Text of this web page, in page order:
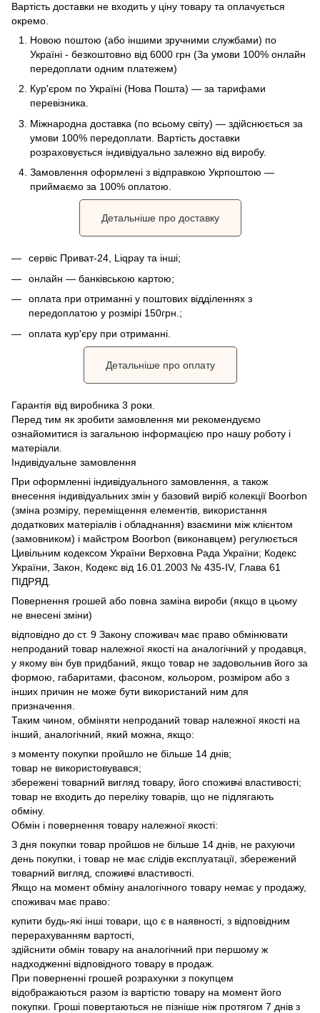
Вартість доставки не входить у ціну товару та оплачується
окремо.
Новою поштою (або іншими зручними службами) по
Україні - безкоштовно від 6000 грн (За умови 100% онлайн
передоплати одним платежем)
Кур'єром по Україні (Нова Пошта) — за тарифами
перевізника.
Міжнародна доставка (по всьому світу) — здійснюється за
умови 100% передоплати. Вартість доставки
розраховується індивідуально залежно від виробу.
Замовлення оформлені з відправкою Укрпоштою —
приймаємо за 100% оплатою.
Детальніше про доставку
сервіс Приват-24, Liqpay та інші;
онлайн — банківською картою;
оплата при отриманні у поштових відділеннях з
передоплатою у розмірі 150грн.;
оплата кур'єру при отриманні.
Детальніше про оплату
Гарантія від виробника 3 роки.
Перед тим як зробити замовлення ми рекомендуємо
ознайомитися із загальною інформацією про нашу роботу і
матеріали.
Індивідуальне замовлення
При оформленні індивідуального замовлення, а також
внесення індивідуальних змін у базовий виріб колекції Boorbon
(зміна розміру, переміщення елементів, використання
додаткових матеріалів і обладнання) взаємини між клієнтом
(замовником) і майстром Boorbon (виконавцем) регулюється
Цивільним кодексом України Верховна Рада України; Кодекс
України, Закон, Кодекс від 16.01.2003 № 435-IV, Глава 61
ПІДРЯД.
Повернення грошей або повна заміна вироби (якщо в цьому
не внесені зміни)
відповідно до ст. 9 Закону споживач має право обмінювати
непроданий товар належної якості на аналогічний у продавця,
у якому він був придбаний, якщо товар не задовольнив його за
формою, габаритами, фасоном, кольором, розміром або з
інших причин не може бути використаний ним для
призначення.
Таким чином, обміняти непроданий товар належної якості на
інший, аналогічний, який можна, якщо:
з моменту покупки пройшло не більше 14 днів;
товар не використовувався;
збережені товарний вигляд товару, його споживчі властивості;
товар не входить до переліку товарів, що не підлягають
обміну.
Обмін і повернення товару належної якості:
З дня покупки товар пройшов не більше 14 днів, не рахуючи
день покупки, і товар не має слідів експлуатації, збережений
товарний вигляд, споживчі властивості.
Якщо на момент обміну аналогічного товару немає у продажу,
споживач має право:
купити будь-які інші товари, що є в наявності, з відповідним
перерахуванням вартості,
здійснити обмін товару на аналогічний при першому ж
надходженні відповідного товару в продаж.
При поверненні грошей розрахунки з покупцем
відображаються разом із вартістю товару на момент його
покупки. Гроші повертаються не пізніше ніж протягом 7 днів з